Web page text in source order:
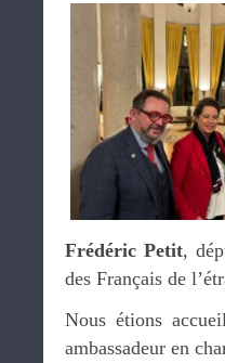
Frédéric Petit,
des Français de
Nous étions
ambassadeur en